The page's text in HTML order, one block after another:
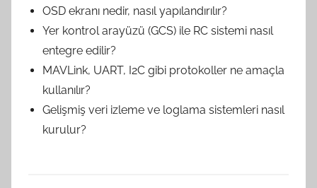
OSD ekranı nedir, nasıl yapılandırılır?
Yer kontrol arayüzü (GCS) ile RC sistemi nasıl
entegre edilir?
MAVLink, UART, I2C gibi protokoller ne amaçla
kullanılır?
Gelişmiş veri izleme ve loglama sistemleri nasıl
kurulur?